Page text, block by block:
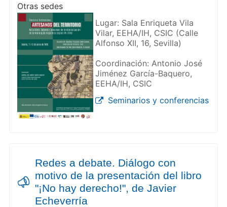
Otras sedes
Lugar: Sala Enriqueta Vila
Vilar, EEHA/IH, CSIC (Calle
Alfonso XII, 16, Sevilla)
Coordinación: Antonio José
Jiménez García-Baquero,
EEHA/IH, CSIC
Seminarios y conferencias
Redes a debate. Diálogo con
motivo de la presentación del libro
"¡No hay derecho!", de Javier
Echeverría